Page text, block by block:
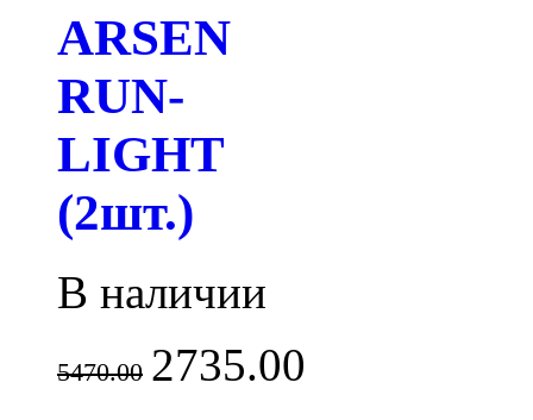
ARSEN
RUN-
LIGHT
(2шт.)
В наличии
5470.00 2735.00